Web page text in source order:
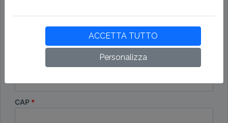
Account aziendale Conto personale
CAP
ACCETTA TUTTO
Personalizza